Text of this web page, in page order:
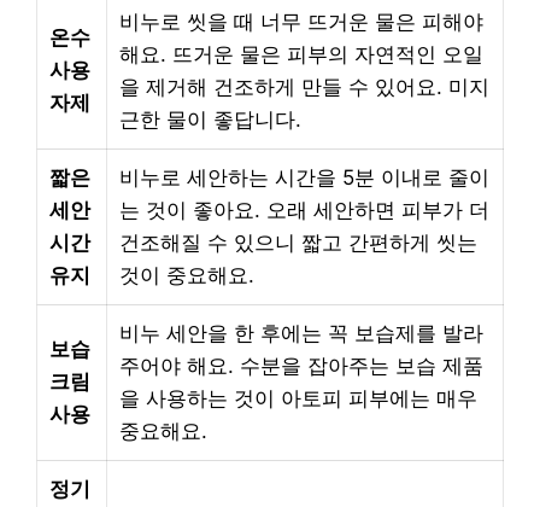
온수
사용
자제
비누로 씻을 때 너무 뜨거운 물은 피해야
해요. 뜨거운 물은 피부의 자연적인 오일
을 제거해 건조하게 만들 수 있어요. 미지
근한 물이 좋답니다.
짧은
세안
시간
유지
비누로 세안하는 시간을 5분 이내로 줄이
는 것이 좋아요. 오래 세안하면 피부가 더
건조해질 수 있으니 짧고 간편하게 씻는
것이 중요해요.
보습
크림
사용
비누 세안을 한 후에는 꼭 보습제를 발라
주어야 해요. 수분을 잡아주는 보습 제품
을 사용하는 것이 아토피 피부에는 매우
중요해요.
정기